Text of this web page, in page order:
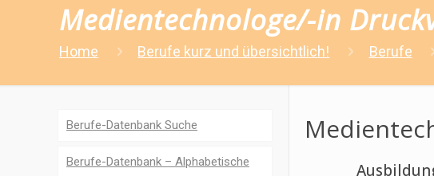
Medientechnologe/-in
Home Berufe kurz und übersichtlich! Berufe
Berufe-Datenbank Suche
Berufe-Datenbank – Alphabetische